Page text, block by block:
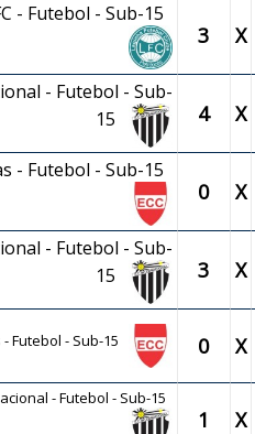
- Futebol - Sub-15
3 X
- Futebol - Sub-
15
4 X
- Futebol - Sub-15
0 X
- Futebol - Sub-
15
3 X
- Futebol - Sub-15 0 X
- Futebol - Sub-15
1 X